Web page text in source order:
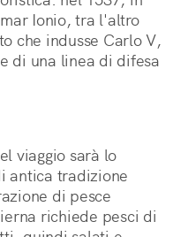
Ionio, tra l'altro
che indusse Carlo V,
di una linea di difesa
viaggio sarà lo
antica tradizione
di pesce
richiede pesci di